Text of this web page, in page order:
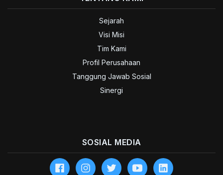
Sejarah
Visi Misi
Tim Kami
Profil Perusahaan
Tanggung Jawab Sosial
Sinergi
SOSIAL MEDIA